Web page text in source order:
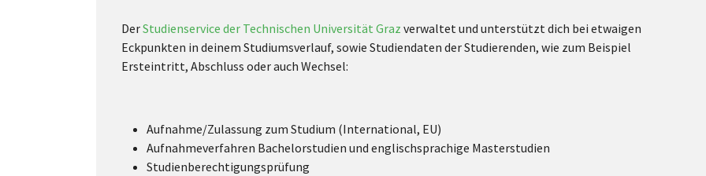
DerStudienservice der Technischen Universität Graz verwaltet und unterstützt dich bei etwaigen
Eckpunkten in deinem Studiumsverlauf, sowie Studiendaten der Studierenden, wie zum Beispiel
Ersteintritt, Abschluss oder auch Wechsel:
Aufnahme/Zulassung zum Studium (International, EU)
Aufnahmeverfahren Bachelorstudien und englischsprachige Masterstudien
Studienberechtigungsprüfung